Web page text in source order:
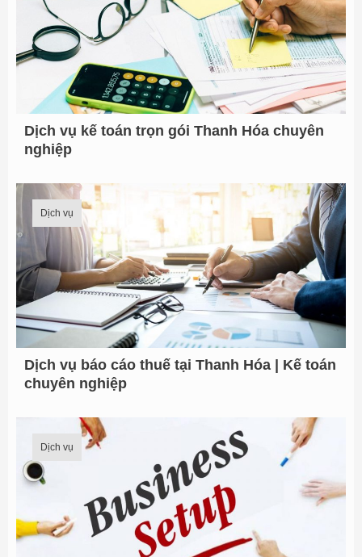
Dịch vụ kế toán trọn gói Thanh Hóa chuyên
nghiệp
Dịch vụ
Dịch vụ báo cáo thuế tại Thanh Hóa | Kế toán
chuyên nghiệp
Dịch vụ